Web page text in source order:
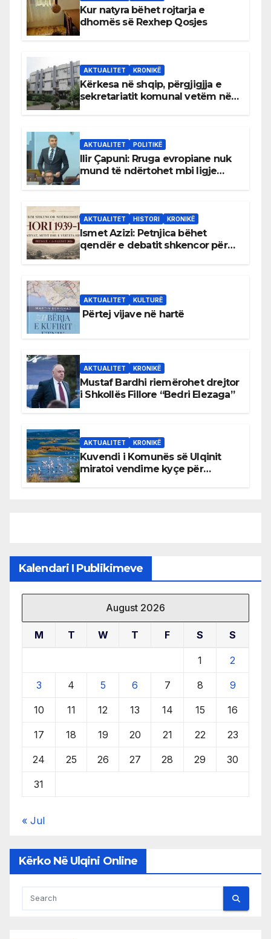
Kur natyra bëhet rojtarja e
dhomës së Rexhep Qosjes
AKTUALITET KRONIKË
Kërkesa në shqip, përgjigjja e
sekretariatit komunal vetëm në
AKTUALITET POLITIKË
Ilir Çapuni: Rruga evropiane nuk
mund të ndërtohet mbi ligje
AKTUALITET HISTORI KRONIKË
Ismet Azizi: Petnjica bëhet
qendër e debatit shkencor për
AKTUALITET KULTURË
Përtej vijave në hartë
AKTUALITET KRONIKË
Mustaf Bardhi riemërohet drejtor
i Shkollës Fillore “Bedri Elezaga”
AKTUALITET KRONIKË
Kuvendi i Komunës së Ulqinit
miratoi vendime kyçe për
Kalendari I Publikimeve
August 2026
M T W T F S S
1 2
3 4 5 6 7 8 9
10 11 12 13 14 15 16
17 18 19 20 21 22 23
24 25 26 27 28 29 30
31
« Jul
Kërko Në Ulqini Online